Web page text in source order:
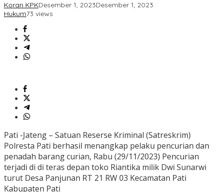
Toko
Koran KPKDesember 1, 2023Desember 1, 2023
Hukum73 views
Pati -Jateng – Satuan Reserse Kriminal (Satreskrim)
Polresta Pati berhasil menangkap pelaku pencurian dan
penadah barang curian, Rabu (29/11/2023) Pencurian
terjadi di di teras depan toko Riantika milik Dwi Sunarwi
turut Desa Panjunan RT 21 RW 03 Kecamatan Pati
Kabupaten Pati